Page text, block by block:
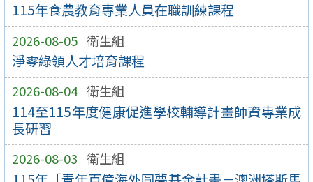
115年食農教育專業人員在職訓練課程
2026-08-05 衛生組
淨零綠領人才培育課程
2026-08-04 衛生組
114至115年度健康促進學校輔導計畫師資專業成
長研習
2026-08-03 衛生組